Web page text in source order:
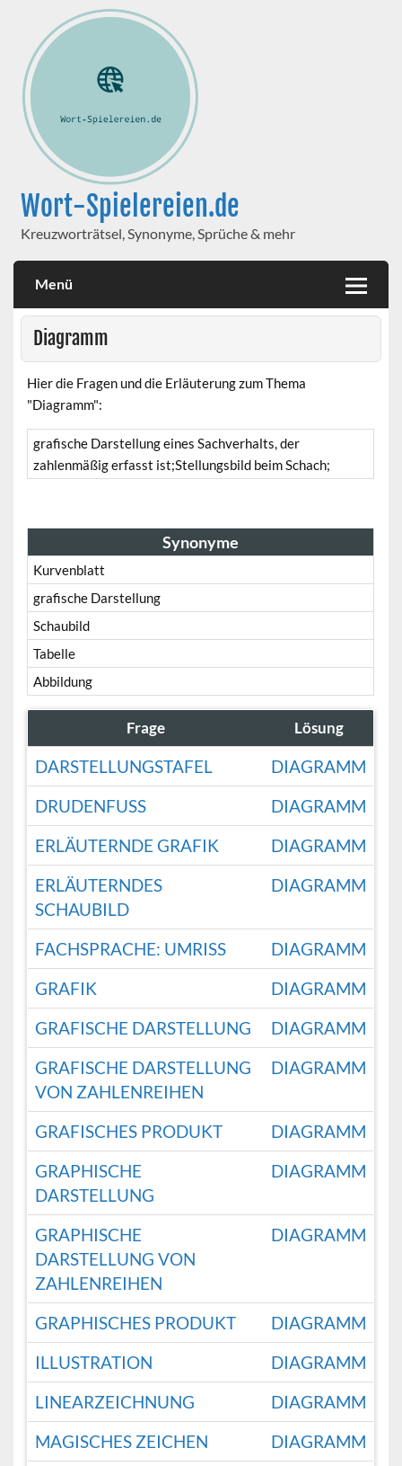
Wort-Spielereien.de
Kreuzworträtsel, Synonyme, Sprüche & mehr
Menü
Diagramm
Hier die Fragen und die Erläuterung zum Thema
"Diagramm":
grafische Darstellung eines Sachverhalts, der
zahlenmäßig erfasst ist;Stellungsbild beim Schach;
Synonyme
Kurvenblatt
grafische Darstellung
Schaubild
Tabelle
Abbildung
Frage Lösung
DARSTELLUNGSTAFEL
DIAGRAMM
DRUDENFUSS
DIAGRAMM
ERLÄUTERNDE GRAFIK
DIAGRAMM
ERLÄUTERNDES
SCHAUBILD
DIAGRAMM
FACHSPRACHE: UMRISS
DIAGRAMM
GRAFIK
DIAGRAMM
GRAFISCHE DARSTELLUNG
DIAGRAMM
GRAFISCHE DARSTELLUNG
VON ZAHLENREIHEN
DIAGRAMM
GRAFISCHES PRODUKT
DIAGRAMM
GRAPHISCHE
DARSTELLUNG
DIAGRAMM
GRAPHISCHE
DARSTELLUNG VON
ZAHLENREIHEN
DIAGRAMM
GRAPHISCHES PRODUKT
DIAGRAMM
ILLUSTRATION
DIAGRAMM
LINEARZEICHNUNG
DIAGRAMM
MAGISCHES ZEICHEN
DIAGRAMM